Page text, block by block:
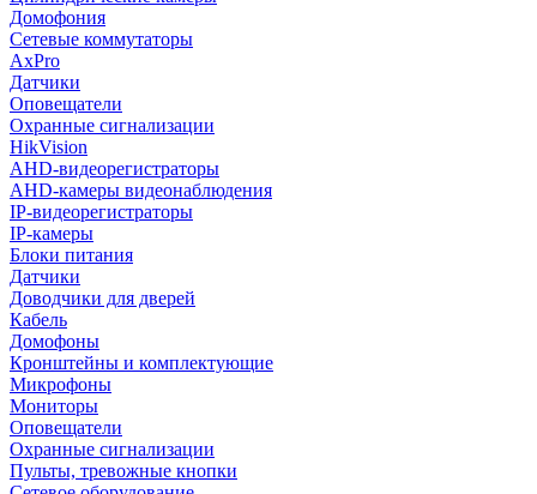
Домофония
Сетевые коммутаторы
AxPro
Датчики
Оповещатели
Охранные сигнализации
HikVision
AHD-видеорегистраторы
AHD-камеры видеонаблюдения
IP-видеорегистраторы
IP-камеры
Блоки питания
Датчики
Доводчики для дверей
Кабель
Домофоны
Кронштейны и комплектующие
Микрофоны
Мониторы
Оповещатели
Охранные сигнализации
Пульты, тревожные кнопки